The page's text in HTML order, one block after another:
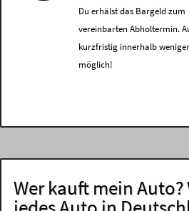
Du erhälst das Bargeld zum
vereinbarten Abholtermin.
kurzfristig innerhalb
möglich!
Wer kauft mein